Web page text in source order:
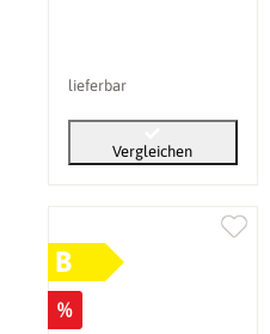
lieferbar
Vergleichen
B
%